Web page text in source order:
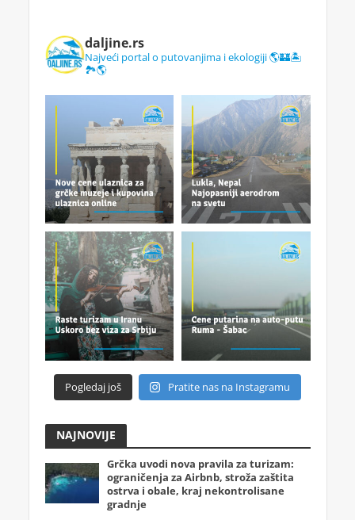
daljine.rs
Najveći portal o putovanjima i ekologiji 🌎🏰🏝️
🏞️🌎
Pogledaj još Pratite nas na Instagramu
NAJNOVIJE
Grčka uvodi nova pravila za turizam:
ograničenja za Airbnb, stroža zaštita
ostrva i obale, kraj nekontrolisane
gradnje